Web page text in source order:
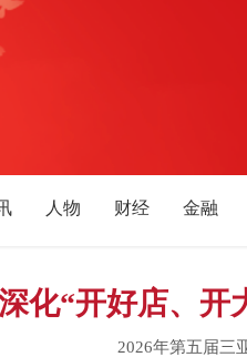
人物 财经 金融
安徽
天津 吉林 辽宁
化“开好店、开
2026年第五届三